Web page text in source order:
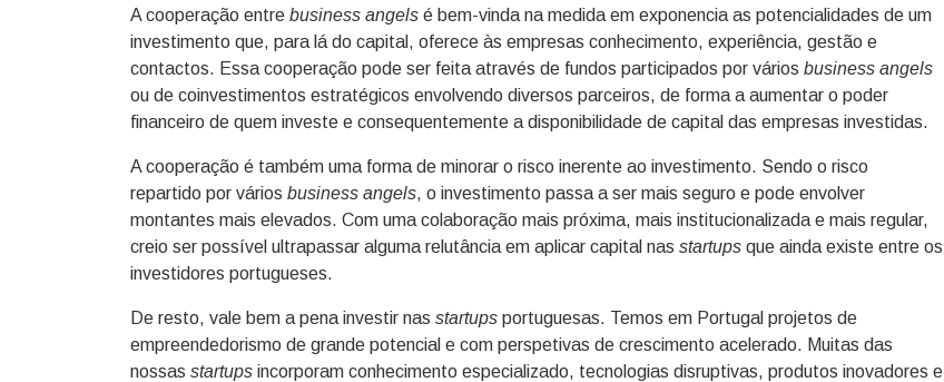
A cooperação entre business angels é bem-vinda na medida em exponencia as potencialidades de um
investimento que, para lá do capital, oferece às empresas conhecimento, experiência, gestão e
contactos. Essa cooperação pode ser feita através de fundos participados por vários business angels
ou de coinvestimentos estratégicos envolvendo diversos parceiros, de forma a aumentar o poder
financeiro de quem investe e consequentemente a disponibilidade de capital das empresas investidas.
A cooperação é também uma forma de minorar o risco inerente ao investimento. Sendo o risco
repartido por vários business angels, o investimento passa a ser mais seguro e pode envolver
montantes mais elevados. Com uma colaboração mais próxima, mais institucionalizada e mais regular,
creio ser possível ultrapassar alguma relutância em aplicar capital nas startups que ainda existe entre os
investidores portugueses.
De resto, vale bem a pena investir nas startups portuguesas. Temos em Portugal projetos de
empreendedorismo de grande potencial e com perspetivas de crescimento acelerado. Muitas das
nossas startups incorporam conhecimento especializado, tecnologias disruptivas, produtos inovadores e